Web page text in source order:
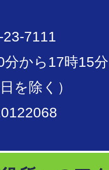
7111
分から17時15
を除く）